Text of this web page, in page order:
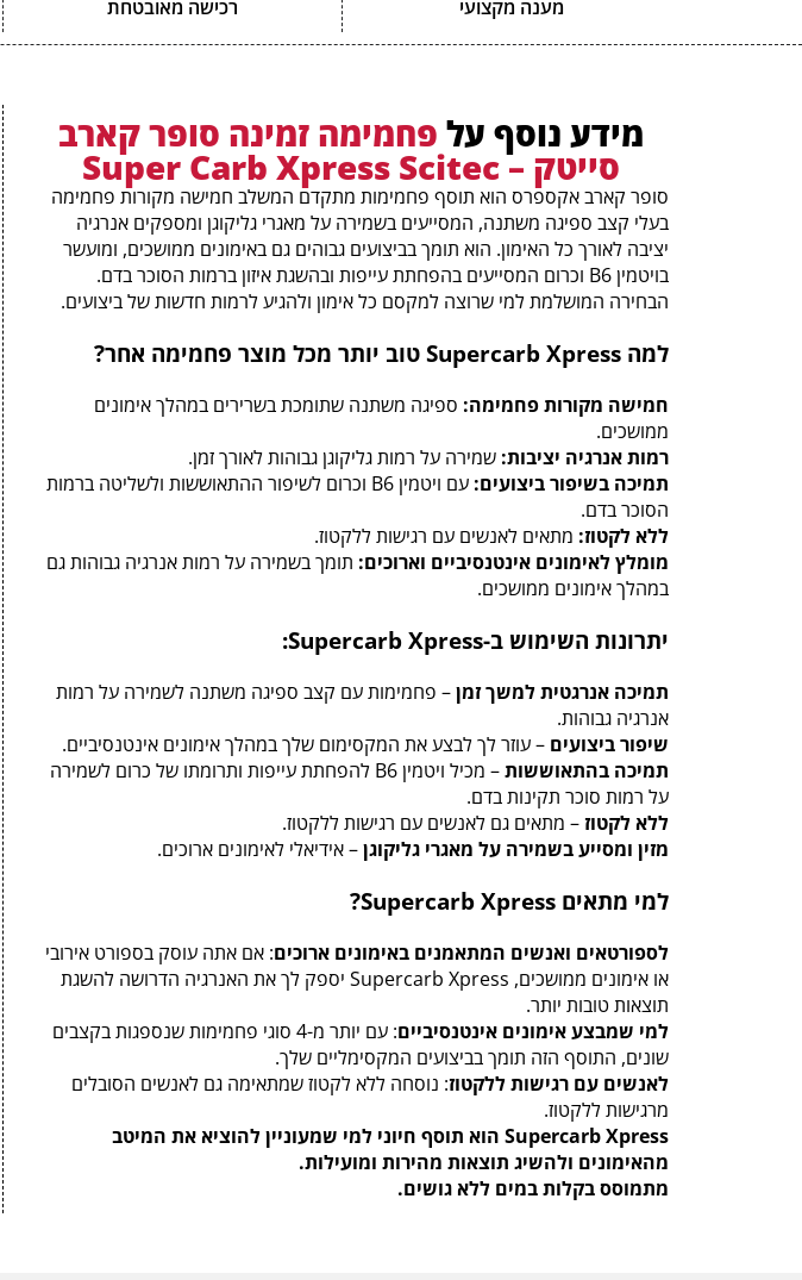
מענה מקצועי רכישה מאובטחת
מידע נוסף על פחמימה זמינה סופר קארב
סייטק – Super Carb Xpress Scitec
סופר קארב אקספרס הוא תוסף פחמימות מתקדם המשלב חמישה מקורות פחמימה
בעלי קצב ספיגה משתנה, המסייעים בשמירה על מאגרי גליקוגן ומספקים אנרגיה
יציבה לאורך כל האימון. הוא תומך בביצועים גבוהים גם באימונים ממושכים, ומועשר
בויטמין B6 וכרום המסייעים בהפחתת עייפות ובהשגת איזון ברמות הסוכר בדם.
הבחירה המושלמת למי שרוצה למקסם כל אימון ולהגיע לרמות חדשות של ביצועים.
למה Supercarb Xpress טוב יותר מכל מוצר פחמימה אחר?
חמישה מקורות פחמימה: ספיגה משתנה שתומכת בשרירים במהלך אימונים
ממושכים.
רמות אנרגיה יציבות: שמירה על רמות גליקוגן גבוהות לאורך זמן.
תמיכה בשיפור ביצועים:
עם ויטמין B6 וכרום לשיפור ההתאוששות ולשליטה ברמות
הסוכר בדם.
ללא לקטוז: מתאים לאנשים עם רגישות ללקטוז.
מומלץ לאימונים אינטנסיביים וארוכים: תומך בשמירה על רמות אנרגיה גבוהות גם
במהלך אימונים ממושכים.
יתרונות השימוש ב-Supercarb Xpress:
תמיכה אנרגטית למשך זמן– פחמימות עם קצב ספיגה משתנה לשמירה על רמות
אנרגיה גבוהות.
שיפור ביצועים – עוזר לך לבצע את המקסימום שלך במהלך אימונים אינטנסיביים.
תמיכה בהתאוששות
– מכיל ויטמין B6 להפחתת עייפות ותרומתו של כרום לשמירה
על רמות סוכר תקינות בדם.
ללא לקטוז– מתאים גם לאנשים עם רגישות ללקטוז.
מזין ומסייע בשמירה על מאגרי גליקוגן– אידיאלי לאימונים ארוכים.
למי מתאים Supercarb Xpress?
לספורטאים ואנשים המתאמנים באימונים ארוכים: אם אתה עוסק בספורט אירובי
או אימונים ממושכים, Supercarb Xpress יספק לך את האנרגיה הדרושה להשגת
תוצאות טובות יותר.
למי שמבצע אימונים אינטנסיביים
: עם יותר מ-4 סוגי פחמימות שנספגות בקצבים
שונים, התוסף הזה תומך בביצועים המקסימליים שלך.
לאנשים עם רגישות ללקטוז: נוסחה ללא לקטוז שמתאימה גם לאנשים הסובלים
מרגישות ללקטוז.
Supercarb Xpress הוא תוסף חיוני למי שמעוניין להוציא את המיטב
מהאימונים ולהשיג תוצאות מהירות ומועילות.
מתמוסס בקלות במים ללא גושים.